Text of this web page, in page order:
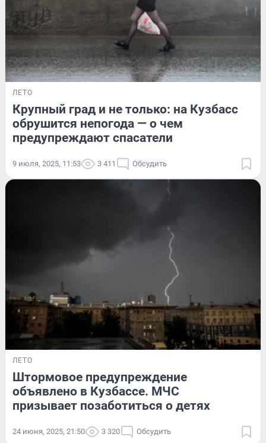
ЛЕТО
Крупный град и не только: на Кузбасс
обрушится непогода — о чем
предупреждают спасатели
9 июля, 2025, 11:53 3 411 Обсудить
ЛЕТО
Штормовое предупреждение
объявлено в Кузбассе. МЧС
призывает позаботиться о детях
24 июня, 2025, 21:50 3 320 Обсудить